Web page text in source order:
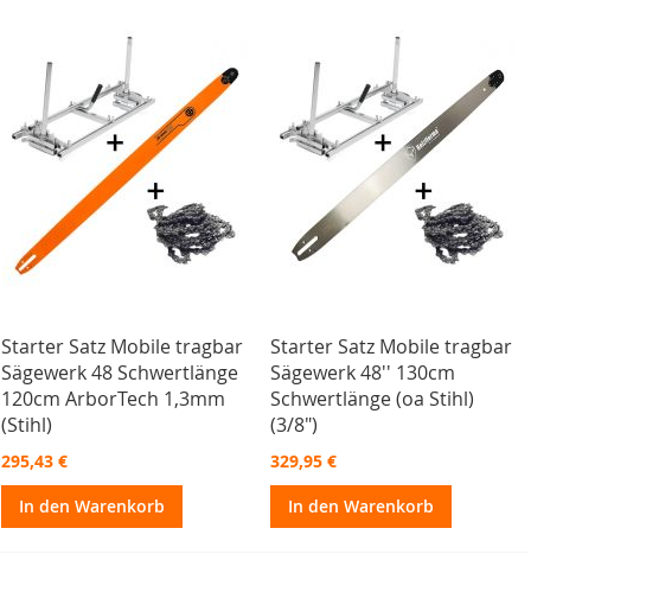
Starter Satz Mobile tragbar
Sägewerk 48 Schwertlänge
120cm ArborTech 1,3mm
(Stihl)
295,43 €
In den Warenkorb
Starter Satz Mobile tragbar
Sägewerk 48'' 130cm
Schwertlänge (oa Stihl)
(3/8")
329,95 €
In den Warenkorb